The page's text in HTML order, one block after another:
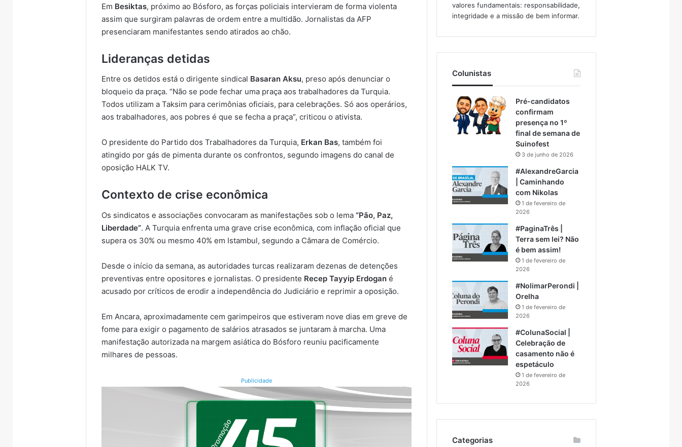
Em Besiktas, próximo ao Bósforo, as forças policiais intervieram de forma violenta
assim que surgiram palavras de ordem entre a multidão. Jornalistas da AFP
presenciaram manifestantes sendo atirados ao chão.
Lideranças detidas
Entre os detidos está o dirigente sindical Basaran Aksu, preso após denunciar o
bloqueio da praça. “Não se pode fechar uma praça aos trabalhadores da Turquia.
Todos utilizam a Taksim para cerimônias oficiais, para celebrações. Só aos operários,
aos trabalhadores, aos pobres é que se fecha a praça”, criticou o ativista.
O presidente do Partido dos Trabalhadores da Turquia, Erkan Bas, também foi
atingido por gás de pimenta durante os confrontos, segundo imagens do canal de
oposição HALK TV.
Contexto de crise econômica
Os sindicatos e associações convocaram as manifestações sob o lema“Pão, Paz,
Liberdade”. A Turquia enfrenta uma grave crise econômica, com inflação oficial que
supera os 30% ou mesmo 40% em Istambul, segundo a Câmara de Comércio.
Desde o início da semana, as autoridades turcas realizaram dezenas de detenções
preventivas entre opositores e jornalistas. O presidente Recep Tayyip Erdogan é
acusado por críticos de erodir a independência do Judiciário e reprimir a oposição.
Em Ancara, aproximadamente cem garimpeiros que estiveram nove dias em greve de
fome para exigir o pagamento de salários atrasados se juntaram à marcha. Uma
manifestação autorizada na margem asiática do Bósforo reuniu pacificamente
milhares de pessoas.
Publicidade
valores fundamentais: responsabilidade,
integridade e a missão de bem informar.​
Colunistas
Pré-candidatos
confirmam
presença no 1º
final de semana de
Suinofest
3 de junho de 2026
#AlexandreGarcia
| Caminhando
com Nikolas
1 de fevereiro de
2026
#PaginaTrês |
Terra sem lei? Não
é bem assim!
1 de fevereiro de
2026
#NolimarPerondi |
Orelha
1 de fevereiro de
2026
#ColunaSocial |
Celebração de
casamento não é
espetáculo
1 de fevereiro de
2026
Categorias